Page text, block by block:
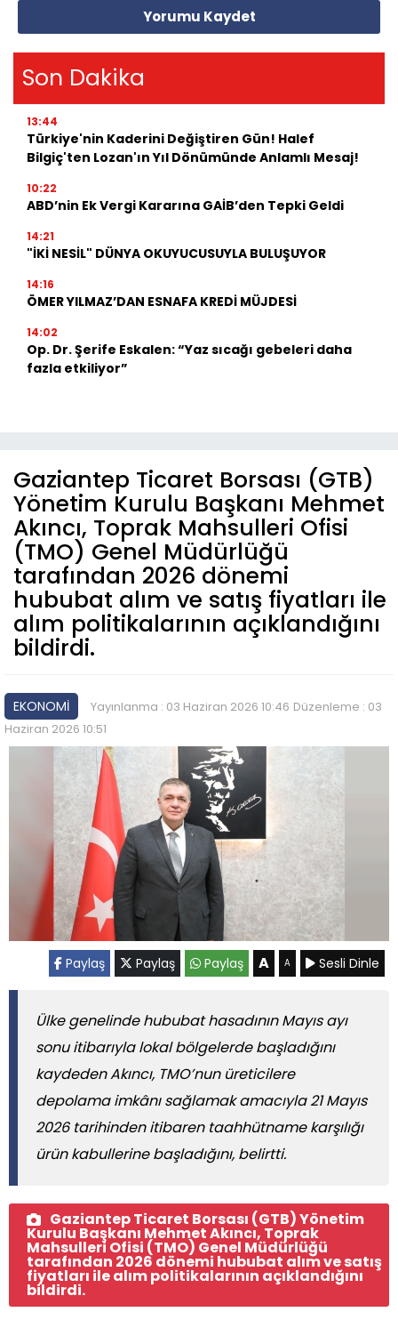
Yorumu Kaydet
Son Dakika
13:44
Türkiye'nin Kaderini Değiştiren Gün! Halef
Bilgiç'ten Lozan'ın Yıl Dönümünde Anlamlı Mesaj!
10:22
ABD’nin Ek Vergi Kararına GAİB’den Tepki Geldi
14:21
"İKİ NESİL" DÜNYA OKUYUCUSUYLA BULUŞUYOR
14:16
ÖMER YILMAZ’DAN ESNAFA KREDİ MÜJDESİ
14:02
Op. Dr. Şerife Eskalen: “Yaz sıcağı gebeleri daha
fazla etkiliyor”
Gaziantep Ticaret Borsası (GTB)
Yönetim Kurulu Başkanı Mehmet
Akıncı, Toprak Mahsulleri Ofisi
(TMO) Genel Müdürlüğü
tarafından 2026 dönemi
hububat alım ve satış fiyatları ile
alım politikalarının açıklandığını
bildirdi.
EKONOMİ Yayınlanma : 03 Haziran 2026 10:46 Düzenleme : 03
Haziran 2026 10:51
Paylaş Paylaş Paylaş A A Sesli Dinle
Ülke genelinde hububat hasadının Mayıs ayı
sonu itibarıyla lokal bölgelerde başladığını
kaydeden Akıncı, TMO’nun üreticilere
depolama imkânı sağlamak amacıyla 21 Mayıs
2026 tarihinden itibaren taahhütname karşılığı
ürün kabullerine başladığını, belirtti.
Gaziantep Ticaret Borsası (GTB) Yönetim
Kurulu Başkanı Mehmet Akıncı, Toprak
Mahsulleri Ofisi (TMO) Genel Müdürlüğü
tarafından 2026 dönemi hububat alım ve satış
fiyatları ile alım politikalarının açıklandığını
bildirdi.